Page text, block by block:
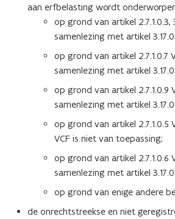
aan erfbelasting wordt
op grond van artikel 2.7.1.0.3,
samenlezing met artikel
op grond van artikel 2.7.1.0.7
samenlezing met artikel
op grond van artikel 2.7.1.0.9
samenlezing met artikel
op grond van artikel 2.7.1.0.5
VCF is niet van toepassing;
op grond van artikel 2.7.1.0.6
samenlezing met artikel
op grond van enige andere
de onrechtstreekse en niet